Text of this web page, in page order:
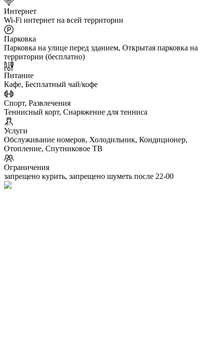
Интернет
Wi-Fi интернет на всей территории
Парковка
Парковка на улице перед зданием, Открытая парковка на
территории (бесплатно)
Питание
Кафе, Бесплатный чай/кофе
Спорт, Развлечения
Теннисный корт, Снаряжение для тенниса
Услуги
Обслуживание номеров, Холодильник, Кондиционер,
Отопление, Спутниковое ТВ
Ограничения
запрещено курить, запрещено шуметь после 22-00